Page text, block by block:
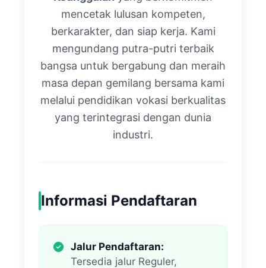
mencetak lulusan kompeten,
berkarakter, dan siap kerja. Kami
mengundang putra-putri terbaik
bangsa untuk bergabung dan meraih
masa depan gemilang bersama kami
melalui pendidikan vokasi berkualitas
yang terintegrasi dengan dunia
industri.
Informasi Pendaftaran
Jalur Pendaftaran:
Tersedia jalur Reguler,